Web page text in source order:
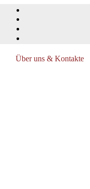
Über uns & Kontakte